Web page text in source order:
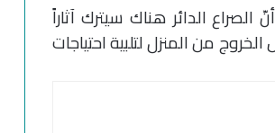
الدائر هناك سيترك آثاراً
من المنزل لتلبية احتياجات